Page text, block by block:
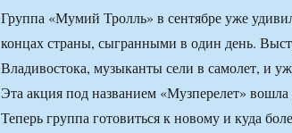
Группа «Мумий Тролль» в сентябре уже
концах страны, сыгранными в один день.
Владивостока, музыканты сели в самолет, и
Эта акция под названием «Музперелет»
Теперь группа готовиться к новому и куда